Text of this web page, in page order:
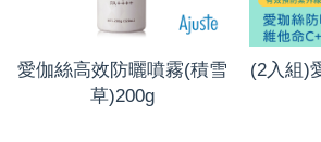
愛伽絲高效防曬噴霧(積雪
草)200g
(2入組)